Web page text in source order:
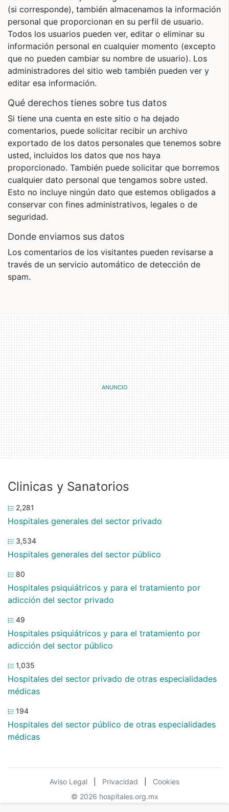
(si corresponde), también almacenamos la información
personal que proporcionan en su perfil de usuario.
Todos los usuarios pueden ver, editar o eliminar su
información personal en cualquier momento (excepto
que no pueden cambiar su nombre de usuario). Los
administradores del sitio web también pueden ver y
editar esa información.
Qué derechos tienes sobre tus datos
Si tiene una cuenta en este sitio o ha dejado
comentarios, puede solicitar recibir un archivo
exportado de los datos personales que tenemos sobre
usted, incluidos los datos que nos haya
proporcionado. También puede solicitar que borremos
cualquier dato personal que tengamos sobre usted.
Esto no incluye ningún dato que estemos obligados a
conservar con fines administrativos, legales o de
seguridad.
Donde enviamos sus datos
Los comentarios de los visitantes pueden revisarse a
través de un servicio automático de detección de
spam.
Clinicas y Sanatorios
2,281
Hospitales generales del sector privado
3,534
Hospitales generales del sector público
80
Hospitales psiquiátricos y para el tratamiento por
adicción del sector privado
49
Hospitales psiquiátricos y para el tratamiento por
adicción del sector público
1,035
Hospitales del sector privado de otras especialidades
médicas
194
Hospitales del sector público de otras especialidades
médicas
Aviso Legal Privacidad
Cookies
© 2026 hospitales.org.mx